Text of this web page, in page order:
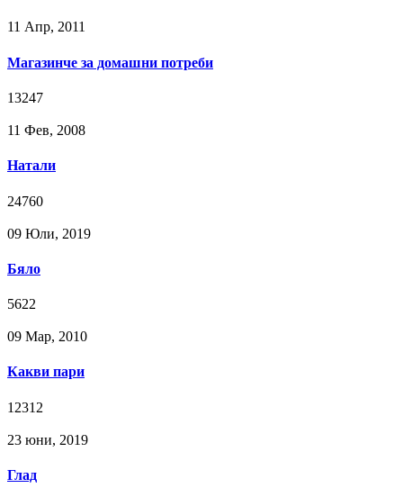
11 Апр, 2011
Магазинче за домашни потреби
13247
11 Фев, 2008
Натали
24760
09 Юли, 2019
Бяло
5622
09 Мар, 2010
Какви пари
12312
23 юни, 2019
Глад